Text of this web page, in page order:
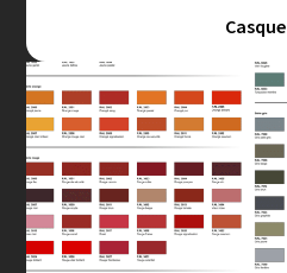
Casque